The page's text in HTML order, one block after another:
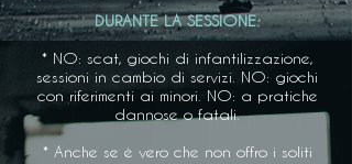
DURANTE LA SESSIONE:
* NO: scat, giochi di infantilizzazione,
sessioni in cambio di servizi. NO: giochi
con riferimenti ai minori. NO: a pratiche
dannose o fatali.
* Anche se è vero che non offro i soliti